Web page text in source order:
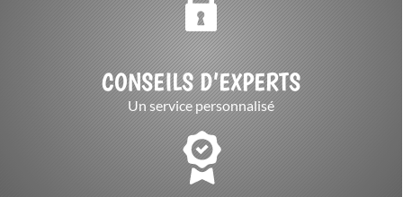
CONSEILS D’EXPERTS
Un service personnalisé